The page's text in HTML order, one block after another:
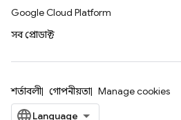
Google Cloud Platform
সব প্রোডাক্ট
শর্তাবলী গোপনীয়তা Manage cookies